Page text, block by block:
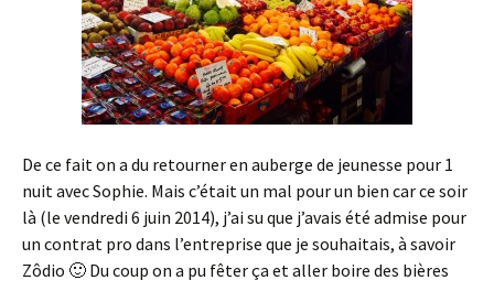
De ce fait on a du retourner en auberge de jeunesse pour 1
nuit avec Sophie. Mais c’était un mal pour un bien car ce soir
là (le vendredi 6 juin 2014), j’ai su que j’avais été admise pour
un contrat pro dans l’entreprise que je souhaitais, à savoir
Zôdio 🙂 Du coup on a pu fêter ça et aller boire des bières